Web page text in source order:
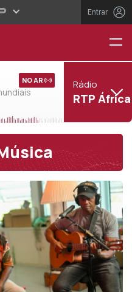
Entrar
NO AR Rádio
RTP África